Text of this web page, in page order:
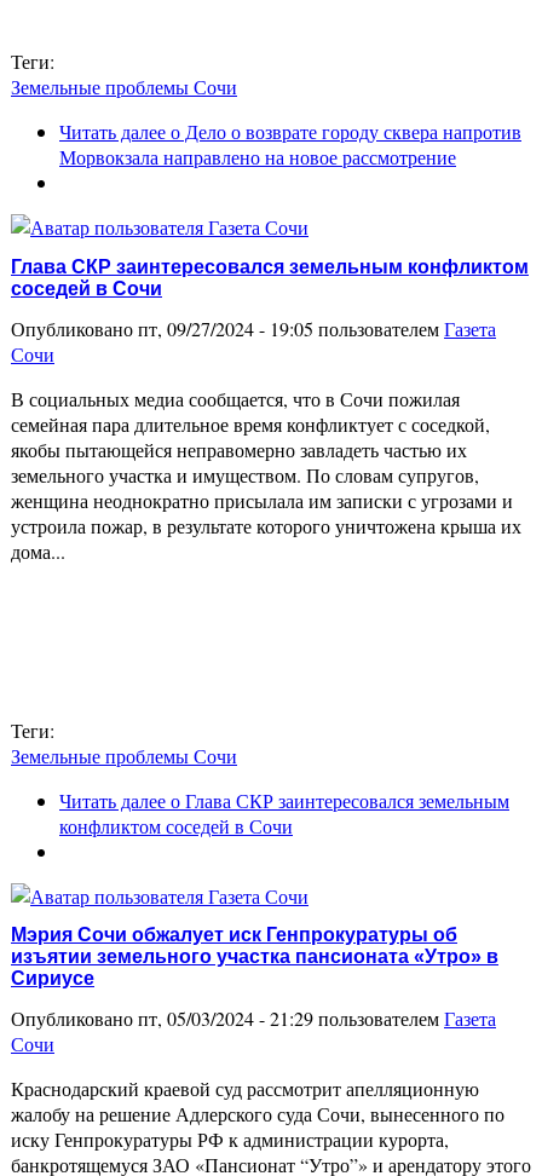
Теги:
Земельные проблемы Сочи
Читать далеео Дело о возврате городу сквера напротив
Морвокзала направлено на новое рассмотрение
Глава СКР заинтересовался земельным конфликтом
соседей в Сочи
Опубликовано пт, 09/27/2024 - 19:05 пользователемГазета
Сочи
В социальных медиа сообщается, что в Сочи пожилая
семейная пара длительное время конфликтует с соседкой,
якобы пытающейся неправомерно завладеть частью их
земельного участка и имуществом. По словам супругов,
женщина неоднократно присылала им записки с угрозами и
устроила пожар, в результате которого уничтожена крыша их
дома...
Теги:
Земельные проблемы Сочи
Читать далеео Глава СКР заинтересовался земельным
конфликтом соседей в Сочи
Мэрия Сочи обжалует иск Генпрокуратуры об
изъятии земельного участка пансионата «Утро» в
Сириусе
Опубликовано пт, 05/03/2024 - 21:29 пользователемГазета
Сочи
Краснодарский краевой суд рассмотрит апелляционную
жалобу на решение Адлерского суда Сочи, вынесенного по
иску Генпрокуратуры РФ к администрации курорта,
банкротящемуся ЗАО «Пансионат “Утро”» и арендатору этого